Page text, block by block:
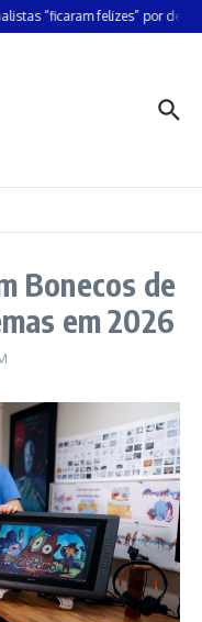
“ficaram felizes” por deixar
Bonecos de
em 2026